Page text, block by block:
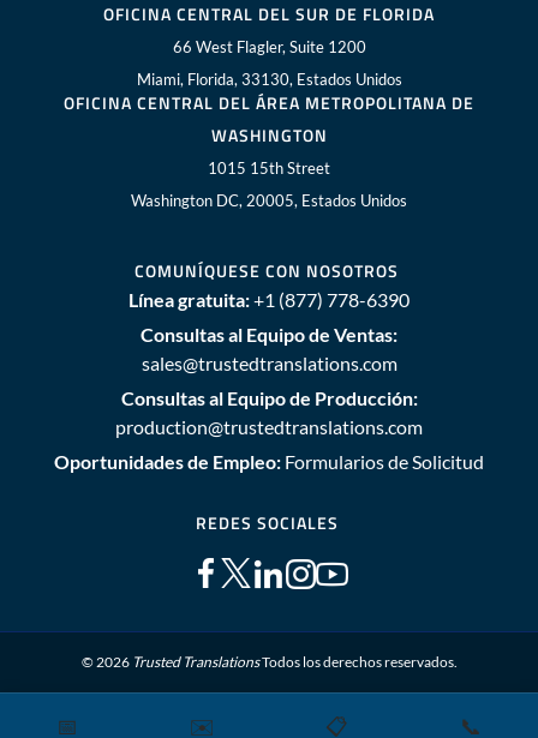
OFICINA CENTRAL DEL SUR DE FLORIDA
66 West Flagler, Suite 1200
Miami, Florida, 33130, Estados Unidos
OFICINA CENTRAL DEL ÁREA METROPOLITANA DE
WASHINGTON
1015 15th Street
Washington DC, 20005, Estados Unidos
COMUNÍQUESE CON NOSOTROS
Línea gratuita:+1 (877) 778-6390
Consultas al Equipo de Ventas:
sales@trustedtranslations.com
Consultas al Equipo de Producción:
production@trustedtranslations.com
Oportunidades de Empleo: Formularios de Solicitud
REDES SOCIALES
© 2026 Trusted TranslationsTodos los derechos reservados.
Mapa del sitio Términos y Condiciones Política de privacidad
📅 ✉️ 📋 📞